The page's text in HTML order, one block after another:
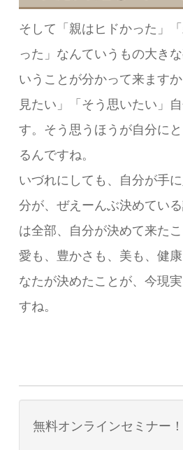
そして「親はヒドかった」
った」なんていうもの大きな
いうことが分かって来ます
見たい」「そう思いたい」
す。そう思うほうが自分に
るんですね。
いづれにしても、自分が手
分が、ぜえーんぶ決めてい
は全部、自分が決めて来たこ
愛も、豊かさも、美も、健
なたが決めたことが、今現
すね。
無料オンラインセミナー！